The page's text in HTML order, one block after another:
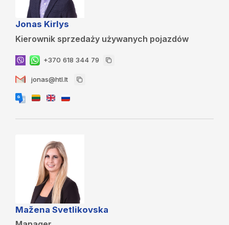
Jonas Kirlys
Kierownik sprzedaży używanych pojazdów
+370 618 344 79
jonas@htl.lt
Mažena Svetlikovska